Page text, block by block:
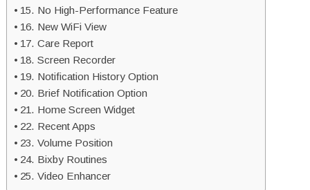
15. No High-Performance Feature
16. New WiFi View
17. Care Report
18. Screen Recorder
19. Notification History Option
20. Brief Notification Option
21. Home Screen Widget
22. Recent Apps
23. Volume Position
24. Bixby Routines
25. Video Enhancer